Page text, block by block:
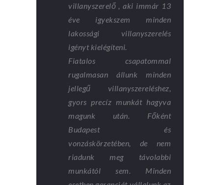
villanyszerelő , aki immár 13
éve igyekszem minden
lakossági villanyszerelés
igényt kielégíteni.
Fiatalos csapatommal
rugalmasan állunk minden
jellegű villanyszereléshez,
gyors precíz munkát hagyva
magunk után. Főként
Budapest és
vonzáskörzetében, de nem
riadunk meg távolabbi
munkától sem. Minden